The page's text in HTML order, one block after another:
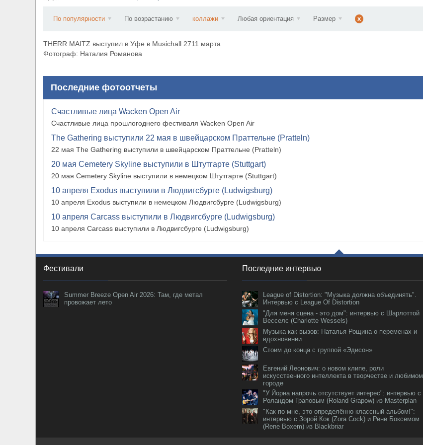
По популярности По возрастанию коллажи Любая ориентация Размер x
THERR MAITZ выступил в Уфе в Musichall 2711 марта
Фотограф: Наталия Романова
Последние фотоотчеты
Счастливые лица Wacken Open Air
Счастливые лица прошлогоднего фестиваля Wacken Open Air
The Gathering выступили 22 мая в швейцарском Праттельне (Pratteln)
22 мая The Gathering выступили в швейцарском Праттельне (Pratteln)
20 мая Cemetery Skyline выступили в Штутгарте (Stuttgart)
20 мая Cemetery Skyline выступили в немецком Штутгарте (Stuttgart)
10 апреля Exodus выступили в Людвигсбурге (Ludwigsburg)
10 апреля Exodus выступили в немецком Людвигсбурге (Ludwigsburg)
10 апреля Carcass выступили в Людвигсбурге (Ludwigsburg)
10 апреля Carcass выступили в Людвигсбурге (Ludwigsburg)
Фестивали
Summer Breeze Open Air 2026: Там, где метал
провожает лето
Последние интервью
League of Distortion: "Музыка должна объединять".
Интервью с League Of Distortion
"Для меня сцена - это дом": интервью с Шарлоттой
Весселс (Charlotte Wessels)
Музыка как вызов: Наталья Рощина о переменах и
вдохновении
Стоим до конца с группой «Эдисон»
Евгений Леонович: о новом клипе, роли
искусственного интеллекта в творчестве и любимом
городе
"У Йорна напрочь отсутствует интерес": интервью с
Роландом Граповым (Roland Grapow) из Masterplan
"Как по мне, это определённо классный альбом!":
интервью с Зорой Кок (Zora Cock) и Рене Боксемом
(Rene Boxem) из Blackbriar